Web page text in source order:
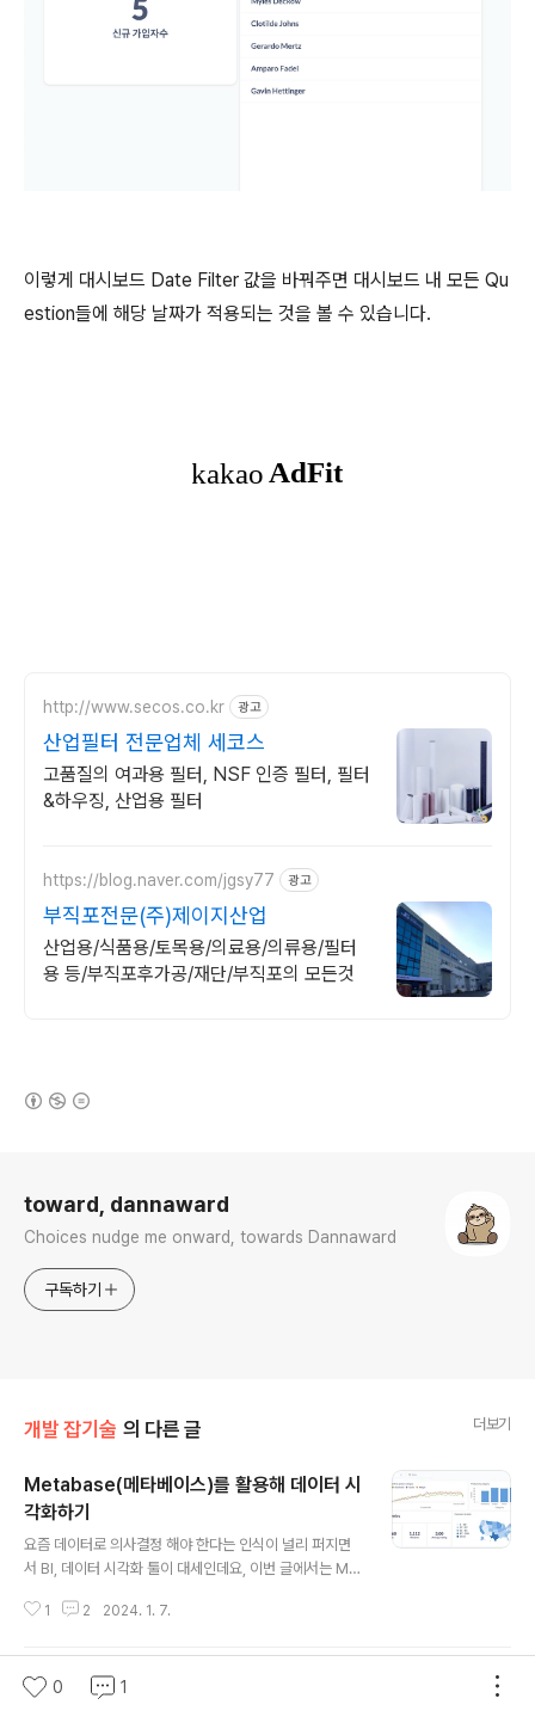
이렇게 대시보드 Date Filter 값을 바꿔주면 대시보드 내 모든 Qu
estion들에 해당 날짜가 적용되는 것을 볼 수 있습니다.
http://www.secos.co.kr 광고
산업필터 전문업체 세코스
고품질의 여과용 필터, NSF 인증 필터, 필터
&하우징, 산업용 필터
https://blog.naver.com/jgsy77 광고
부직포전문(주)제이지산업
산업용/식품용/토목용/의료용/의류용/필터
용 등/부직포후가공/재단/부직포의 모든것
toward, dannaward
Choices nudge me onward, towards Dannaward
구독하기
개발 잡기술 의 다른 글 더보기
Metabase(메타베이스)를 활용해 데이터 시
각화하기
요즘 데이터로 의사결정 해야 한다는 인식이 널리 퍼지면
서 BI, 데이터 시각화 툴이 대세인데요, 이번 글에서는 Met
법을 설명하려 합니다. 메타베이스를 활용하면 위 이미지
하고픈 장점이 몇 가지 있었는데요, 1. 강력하고 직관적인
1 2 2024. 1. 7.
사이드 프로젝트에 미친 사람이 서비스 20개
0 1